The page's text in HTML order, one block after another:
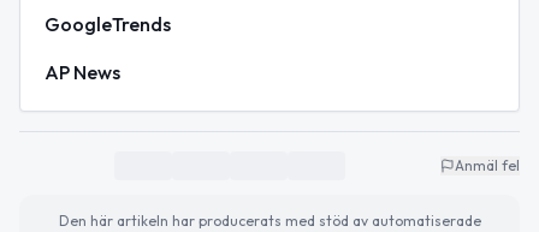
GoogleTrends
AP News
Anmäl fel
Den här artikeln har producerats med stöd av automatiserade